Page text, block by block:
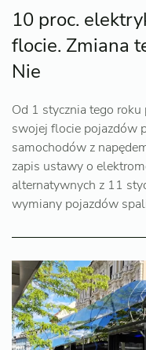
10 proc.
flocie. Zmiana
Nie
Od 1 stycznia tego
swojej flocie pojazdów
samochodów z
zapis ustawy o
alternatywnych z 11
wymiany pojazdów